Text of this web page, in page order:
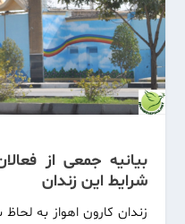
بیانیه جمعی از
شرایط این زندان
زندان کارون اهواز به